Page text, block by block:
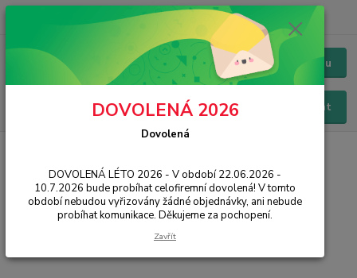
Menu
Hledat
Chat / Online podpora - 24/7
FIXED
DOVOLENÁ 2026
Dovolená
DOVOLENÁ LÉTO 2026 - V období 22.06.2026 -
10.7.2026 bude probíhat celofiremní dovolená! V tomto
období nebudou vyřizovány žádné objednávky, ani nebude
probíhat komunikace. Děkujeme za pochopení.
Zavřít